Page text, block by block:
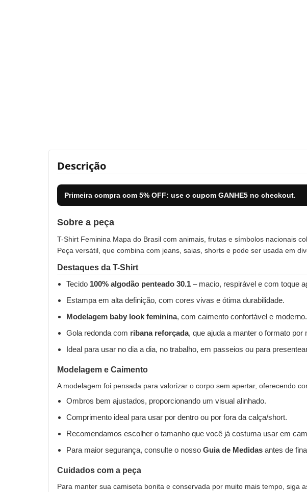
Descrição
Primeira compra com 5% OFF: use o cupom GANHE5 no checkout.
Sobre a peça
T-Shirt Feminina Mapa do Brasil com animais, frutas e símbolos nacionais
Peça versátil, que combina com jeans, saias, shorts e pode ser usada em
Destaques da T-Shirt
Tecido 100% algodão penteado 30.1 – macio, respirável e com toque
Estampa em alta definição, com cores vivas e ótima durabilidade.
Modelagem baby look feminina, com caimento confortável e moderno.
Gola redonda com ribana reforçada, que ajuda a manter o formato por
Ideal para usar no dia a dia, no trabalho, em passeios ou para
Modelagem e Caimento
A modelagem foi pensada para valorizar o corpo sem apertar, oferecendo
Ombros bem ajustados, proporcionando um visual alinhado.
Comprimento ideal para usar por dentro ou por fora da calça/short.
Recomendamos escolher o tamanho que você já costuma usar em
Para maior segurança, consulte o nosso Guia de Medidas antes de
Cuidados com a peça
Para manter sua camiseta bonita e conservada por muito mais tempo, siga